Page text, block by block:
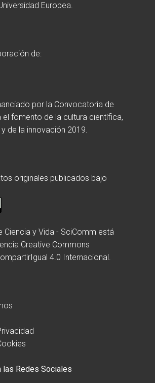
Europea.
de:
por la Convocatoria de
el fomento de la cultura científica,
de la innovación 2019.
originales publicados bajo
Ciencia y Vida - SciComm está
Creative Commons
4.0 Internacional.
las Redes Sociales